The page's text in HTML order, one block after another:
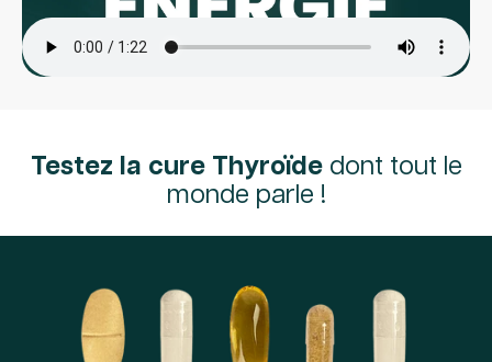
Testez la cure Thyroïde dont tout le
monde parle !